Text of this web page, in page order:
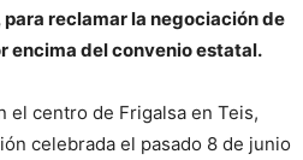
reclamar la negociación de
encima del convenio estatal.
el centro de Frigalsa en Teis,
celebrada el pasado 8 de junio